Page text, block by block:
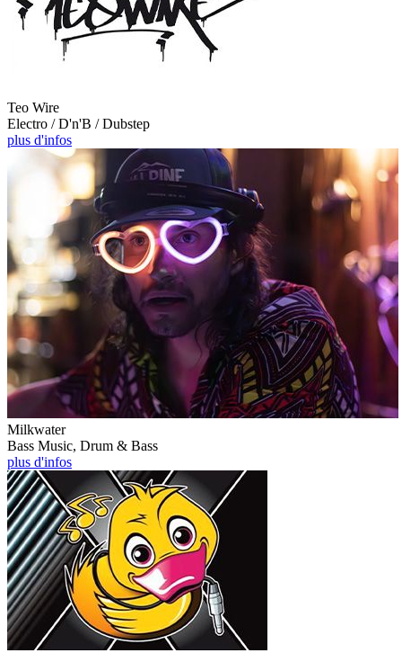
Teo Wire
Electro / D'n'B / Dubstep
plus d'infos
Milkwater
Bass Music, Drum & Bass
plus d'infos